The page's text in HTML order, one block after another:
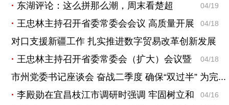
04/19
东湖评论：这么拼那么潮，周末看楚超
04/18
王忠林主持召开省委常委会会议 高质量开展
对口支援新疆工作 扎实推进数字贸易改革创新发展
04/18
王忠林主持召开省委常委会（扩大）会议暨
市州党委书记座谈会 奋战二季度 确保“双过半” 为完...
04/16
李殿勋在宜昌枝江市调研时强调 牢固树立和